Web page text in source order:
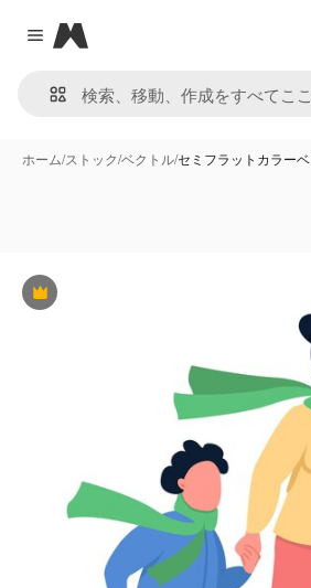
Close menu
Magnific
ホーム/ストック/ベクトル/セミフラットカラー
Premium